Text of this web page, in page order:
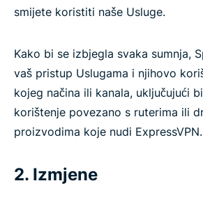
smijete koristiti naše Usluge.
Kako bi se izbjegla svaka sumnja,
vaš pristup Uslugama i njihovo
kojeg načina ili kanala, uključujući
korištenje povezano s ruterima ili
proizvodima koje nudi ExpressVPN.
2. Izmjene